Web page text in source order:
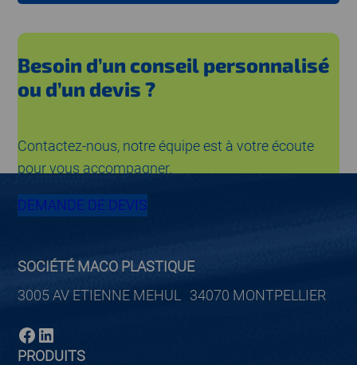
Besoin d’un conseil personnalisé
ou d’un devis ?
Contactez-nous, notre équipe est à votre écoute
pour vous accompagner.
DEMANDE DE DEVIS
SOCIÉTÉ MACO PLASTIQUE
3005 AV ETIENNE MEHUL 34070 MONTPELLIER
Facebook LinkedIn
PRODUITS